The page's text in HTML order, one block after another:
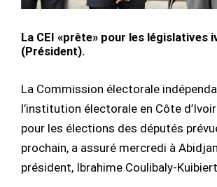
La CEI «prête» pour les législatives
(Président).
La Commission électorale
l’institution électorale en Côte
pour les élections des députés
prochain, a assuré mercredi à
président, Ibrahime Coulibaly-